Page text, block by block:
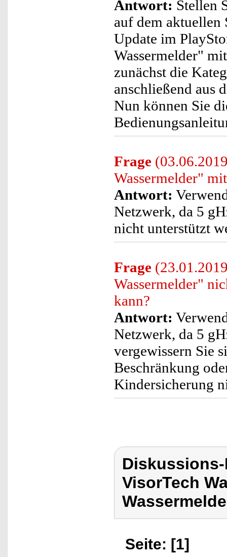
Antwort: Stellen
auf dem aktuellen
Update im
Wassermelder"
zunächst die
anschließend aus
Nun können Sie
Frage
Wassermelder"
Antwort:
Netzwerk, da 5
nicht unterstützt
Frage
Wassermelder"
kann?
Antwort:
Netzwerk, da 5
vergewissern Sie
Beschränkung
Kindersicherung
VisorTech
Seite: [1]